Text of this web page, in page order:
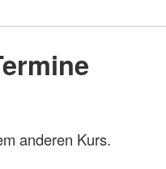
anderen Kurs.